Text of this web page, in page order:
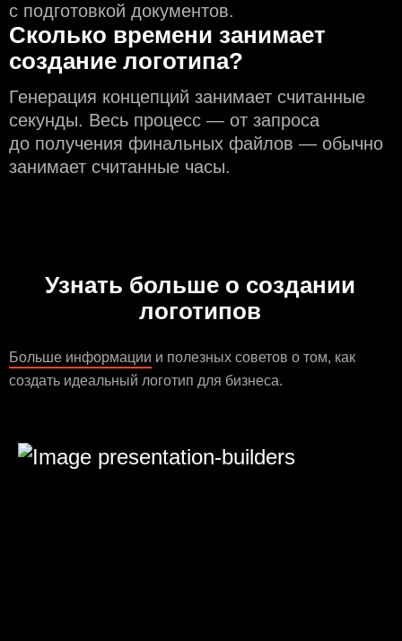
с подготовкой документов.
Сколько времени занимает
создание логотипа?
Генерация концепций занимает считанные
секунды. Весь процесс — от запроса
до получения финальных файлов — обычно
занимает считанные часы.
Узнать больше о создании
логотипов
Больше информации и полезных советов о том, как
создать идеальный логотип для бизнеса.